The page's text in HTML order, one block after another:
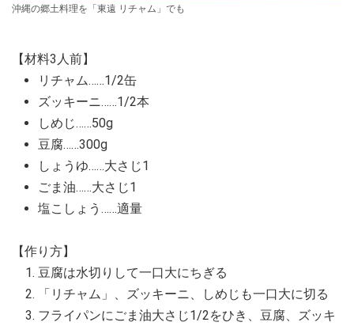
沖縄の郷土料理を「東遠 リチャム」でも
【材料3人前】
リチャム……1/2缶
ズッキーニ……1/2本
しめじ……50g
豆腐……300g
しょうゆ……大さじ1
ごま油……大さじ1
塩こしょう……適量
【作り方】
豆腐は水切りして一口大にちぎる
「リチャム」、ズッキーニ、しめじも一口大に切る
フライパンにごま油大さじ1/2をひき、豆腐、ズッキ